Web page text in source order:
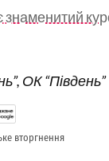
ОК “Південь”
вторгнення